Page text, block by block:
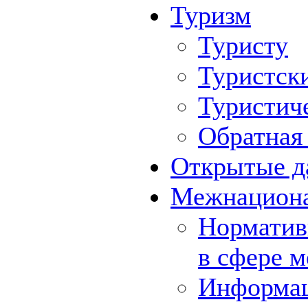
Туризм
Туристу
Обратная
Открытые
в сфере